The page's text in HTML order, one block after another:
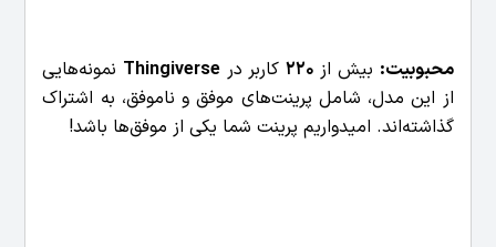
محبوبیت: بیش از 220 کاربر در Thingiverse نمونه‌هایی
از این مدل، شامل پرینت‌های موفق و ناموفق، به اشتراک
گذاشته‌اند. امیدواریم پرینت شما یکی از موفق‌ها باشد!